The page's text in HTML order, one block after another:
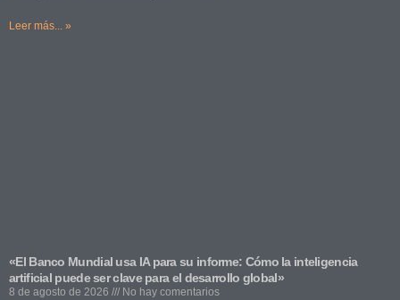
Leer más... »
«El Banco Mundial usa IA para su informe: Cómo la inteligencia
artificial puede ser clave para el desarrollo global»
8 de agosto de 2026 No hay comentarios